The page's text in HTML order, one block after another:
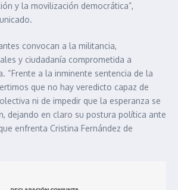
y la movilización democrática”,
convocan a la militancia,
y ciudadanía comprometida a
“Frente a la inminente sentencia de la
que no hay veredicto capaz de
ni de impedir que la esperanza se
dejando en claro su postura política ante
enfrenta Cristina Fernández de